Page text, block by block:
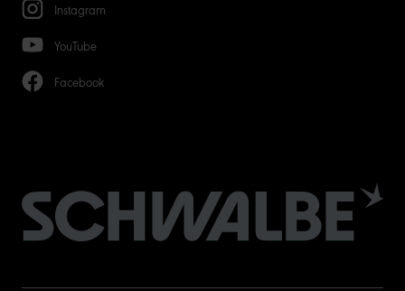
Instagram
YouTube
Facebook